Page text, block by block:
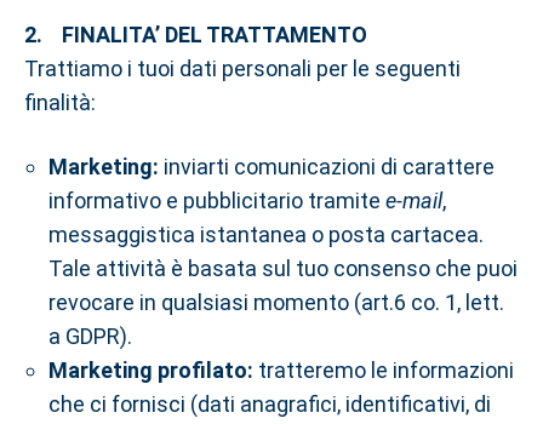
2. FINALITA’ DEL TRATTAMENTO
Trattiamo i tuoi dati personali per le seguenti
finalità:
Marketing: inviarti comunicazioni di carattere
informativo e pubblicitario tramite e-mail,
messaggistica istantanea o posta cartacea.
Tale attività è basata sul tuo consenso che puoi
revocare in qualsiasi momento (art.6 co. 1, lett.
a GDPR).
Marketing profilato: tratteremo le informazioni
che ci fornisci (dati anagrafici, identificativi, di